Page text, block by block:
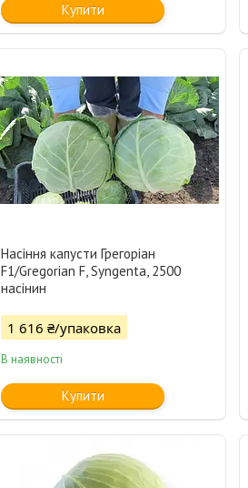
Купити
Насіння капусти Грегоріан
F1/Gregorian F, Syngenta, 2500
насінин
1 616 ₴/упаковка
В наявності
Купити